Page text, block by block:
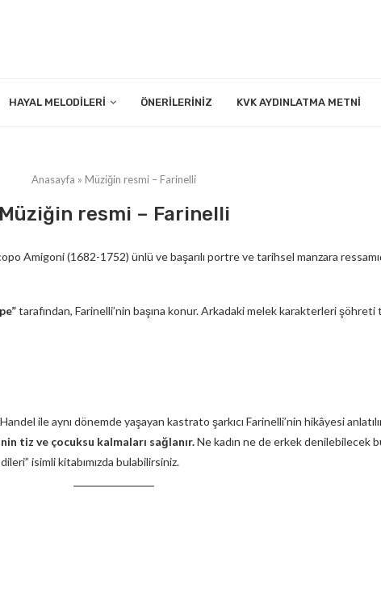
HAYAL MELODILERI ÖNERILERINIZ KVK AYDINLATMA METNI
Anasayfa » Müziğin resmi – Farinelli
Müziğin resmi – Farinelli
Amigoni (1682-1752) ünlü ve başarılı portre ve tarihsel manzara
tarafından, Farinelli’nin başına konur. Arkadaki melek karakterleri şöhreti
ile aynı dönemde yaşayan kastrato şarkıcı Farinelli’nin hikâyesi
tiz ve çocuksu kalmaları sağlanır.Ne kadın ne de erkek denilebilecek
isimli kitabımızda bulabilirsiniz.